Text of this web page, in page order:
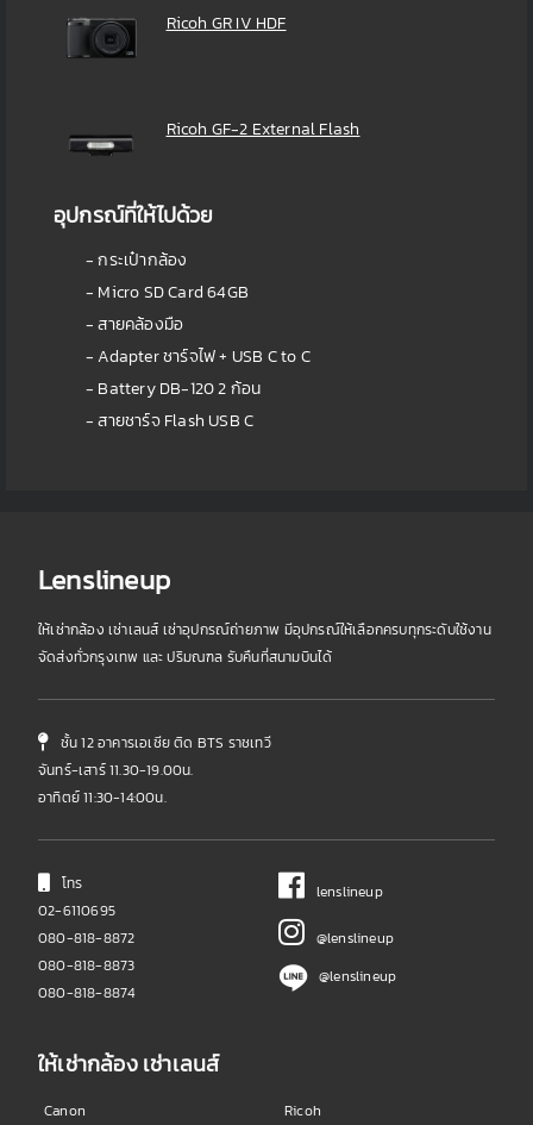
Ricoh GR IV HDF
Ricoh GF-2 External Flash
อุปกรณ์ที่ให้ไปด้วย
- กระเป๋ากล้อง
- Micro SD Card 64GB
- สายคล้องมือ
- Adapter ชาร์จไฟ + USB C to C
- Battery DB-120 2 ก้อน
- สายชาร์จ Flash USB C
Lenslineup
ให้เช่ากล้อง เช่าเลนส์ เช่าอุปกรณ์ถ่ายภาพ มีอุปกรณ์ให้เลือกครบทุกระดับใช้งาน
จัดส่งทั่วกรุงเทพ และ ปริมณฑล รับคืนที่สนามบินได้
ชั้น 12 อาคารเอเชีย ติด BTS ราชเทวี
จันทร์-เสาร์ 11.30-19.00น.
อาทิตย์ 11:30-14:00น.
โทร
02-6110695
080-818-8872
080-818-8873
080-818-8874
lenslineup
@lenslineup
@lenslineup
ให้เช่ากล้อง เช่าเลนส์
Canon
Ricoh